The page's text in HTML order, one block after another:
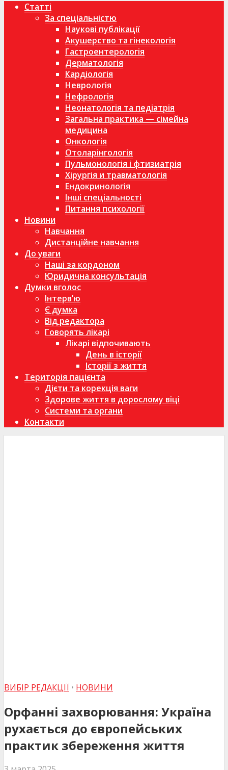
Статті
За спеціальністю
Наукові публікації
Акушерство та гінекологія
Гастроентерологія
Дерматологія
Кардіологія
Неврологія
Нефрологія
Неонатологія та педіатрія
Загальна практика — сімейна
медицина
Онкологія
Отоларінгологія
Пульмонологія і фтизиатрія
Хірургія и травматологія
Ендокринологія
Інші спеціальності
Питання психології
Новини
Навчання
Дистанційне навчання
До уваги
Наші за кордоном
Юридична консультація
Думки вголос
Інтерв’ю
Є думка
Від редактора
Говорять лікарі
Лікарі відпочивають
День в історії
Історії з життя
Територія пацієнта
Дієти та корекція ваги
Здорове життя в дорослому віці
Системи та органи
Контакти
ВИБІР РЕДАКЦІЇ • НОВИНИ
Орфанні захворювання: Україна
рухається до європейських
практик збереження життя